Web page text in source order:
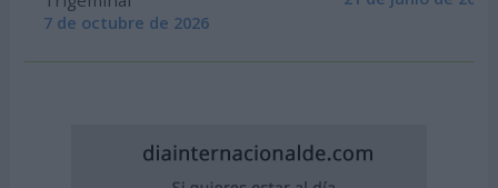
7 de octubre de 2026